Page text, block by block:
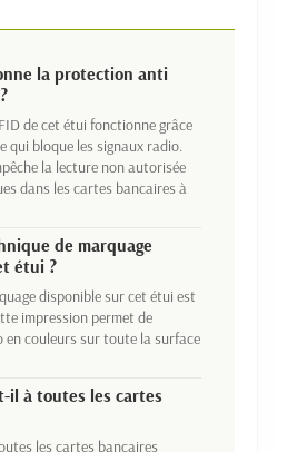
la protection anti
de cet étui fonctionne grâce
qui bloque les signaux radio.
la lecture non autorisée
dans les cartes bancaires à
de marquage
étui ?
disponible sur cet étui est
impression permet de
en couleurs sur toute la surface
il à toutes les cartes
les cartes bancaires